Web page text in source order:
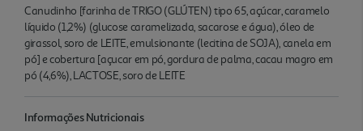
Canudinho [farinha de TRIGO (GLÚTEN) tipo 65, açúcar, caramelo
líquido (1,2%) (glucose caramelizada, sacarose e água), óleo de
girassol, soro de LEITE, emulsionante (lecitina de SOJA), canela em
pó] e cobertura [açucar em pó, gordura de palma, cacau magro em
pó (4,6%), LACTOSE, soro de LEITE
Informações Nutricionais